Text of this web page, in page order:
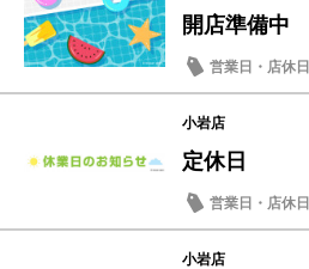
開店準備中
営業日・店休日
小岩店
定休日
営業日・店休日
小岩店